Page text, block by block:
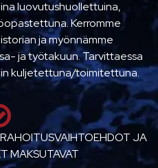
luovutushuollettuina,
Kerromme
ja myönnämme
ja työtakuun. Tarvittaessa
kuljetettuna/toimitettuna.
JA
MAKSUTAVAT